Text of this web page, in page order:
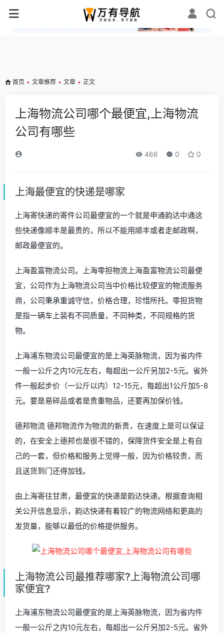
✕
首页 • 文章推荐 • 文章 • 正文
上海物流公司哪个最便宜,上海物流
公司有哪些
466 0 0
上海最便宜的快递是哪家
上海寄快递的寄件公司最便宜的一个就是申通韵达中通这
些快递像顺丰是最贵的，所以不能用顺丰或者走邮政啊，
邮政最便宜的。
上海盈富物流公司。上海零担物流上海盈富物流公司最便
宜，公司作为上海物流公司当中价格比较便宜的物流服务
商，公司秉承重诚守信，价格合理，珍惜所托。零担货物
是指一辆车上装有不同质量，不同种类，不同规格的货
物。
上海浦东物流公司最便宜的是上海英脉物流，因为省内件
一般一公斤之内10元左右，每超出一公斤另加2-5元。省外
件一般起步价（一公斤以内）12-15元，每超出1公斤加5-8
元。要是易碎品或者是贵重物品，还要再加保价钱。
德邦物流 德邦物流作为物流的新贵，在速度上是可以保证
的，在安全上德邦也是很不错的，保障货件安全是上有自
己的一套，但价格和服务上觉得一般，因为价格较贵，而
且送货到门还得加钱。
由上海寄往甘肃，最便宜的快递是韵达快递。根据查询相
关公开信息显示，韵达快递有着较广的物流网络和更高的
发货量，能够以最低的价格提供服务。
上海物流公司最推荐哪家?上海物流公司哪
家便宜?
上海浦东物流公司最便宜的是上海英脉物流，因为省内件
一般一公斤之内10元左右，每超出一公斤另加2-5元。省外